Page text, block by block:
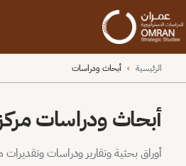
الرئيسية › أبحاث ودراسات
أبحاث ودراسات
أوراق بحثية وتقارير ودراسات